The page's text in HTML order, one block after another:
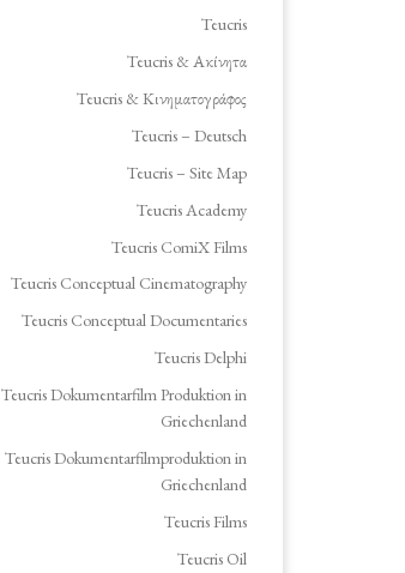
Teucris
Teucris & Ακίνητα
Teucris & Κινηματογράφος
Teucris – Deutsch
Teucris – Site Map
Teucris Academy
Teucris ComiX Films
Teucris Conceptual Cinematography
Teucris Conceptual Documentaries
Teucris Delphi
Teucris Dokumentarfilm Produktion in
Griechenland
Teucris Dokumentarfilmproduktion in
Griechenland
Teucris Films
Teucris Oil